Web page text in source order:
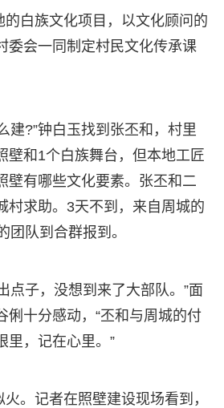
的白族文化项目，以文化顾问的
委会一同制定村民文化传承课
建?”钟白玉找到张丕和，村里
壁和1个白族舞台，但本地工匠
壁有哪些文化要素。张丕和二
村求助。3天不到，来自周城的
团队到合群报到。
点子，没想到来了大部队。”面
俐十分感动，“丕和与周城的付
里，记在心里。”
。记者在照壁建设现场看到，